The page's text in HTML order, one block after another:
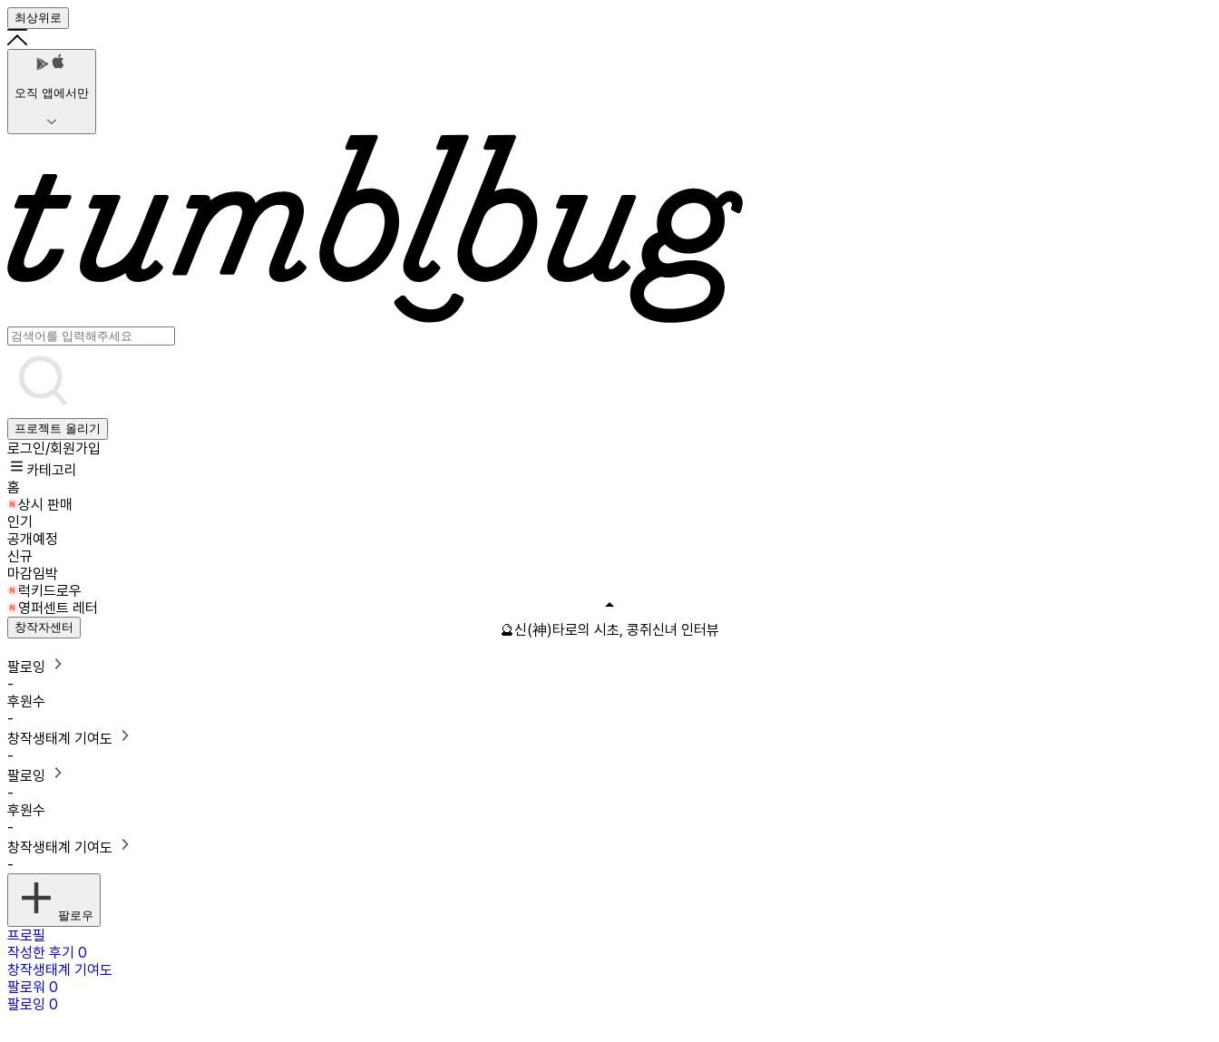
최상위로
오직 앱에서만
프로젝트 올리기
로그인/회원가입
카테고리
홈
상시 판매
인기
공개예정
신규
마감임박
럭키드로우
영퍼센트 레터
창작자센터
팔로잉
-
후원수
-
창작생태계 기여도
-
팔로잉
-
후원수
-
창작생태계 기여도
-
팔로우
프로필
작성한 후기 0
창작생태계 기여도
팔로워 0
팔로잉 0
🔮신(神)타로의 시초, 콩쥐신녀 인터뷰